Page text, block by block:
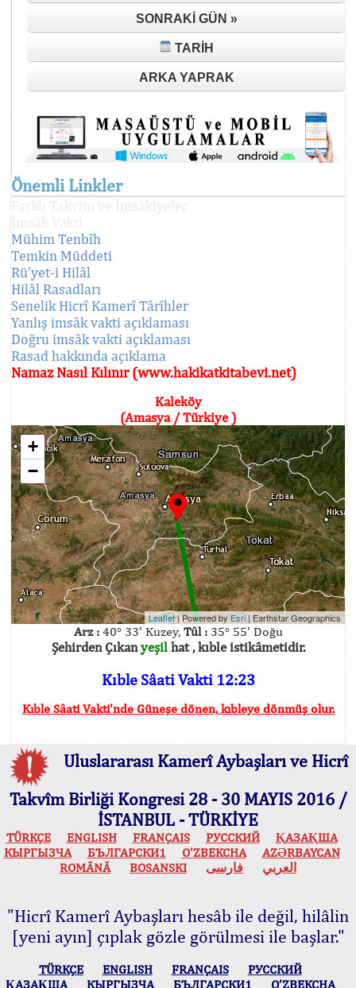
SONRAKI GÜN »
TARIH
ARKA YAPRAK
Önemli Linkler
Mühim Tenbîh
Temkin Müddeti
Rü'yet-i Hilâl
Hilâl Rasadları
Senelik Hicrî Kamerî Târîhler
Yanlış imsâk vakti açıklaması
Doğru imsâk vakti açıklaması
Rasad hakkında açıklama
Namaz Nasıl Kılınır (www.hakikatkitabevi.net)
Kaleköy
(Amasya / Türkiye )
+
−
Leaflet| Powered by Esri| Earthstar Geographics
Arz :40° 33' Kuzey, Tûl :35° 55' Doğu
Şehirden Çıkanyeşilhat , kıble istikâmetidir.
Kıble Sâati Vakti 12:23
Kıble Sâati Vakti'nde Güneşe dönen, kıbleye dönmüş olur.
Uluslararası Kamerî Aybaşları ve Hicrî
Takvîm Birliği Kongresi 28 - 30 MAYIS 2016 /
İSTANBUL - TÜRKİYE
TÜRKÇE ENGLISH FRANÇAIS РУССКИЙ
ҚАЗАҚША
КЫPГЫЗЧA
БЪЛГАРСКИ1 O’ZBEKCHA
AZӘRBAYCAN
ROMÂNĂ
BOSANSKI العربي فارسی
"Hicrî Kamerî Aybaşları hesâb ile değil, hilâlin
[yeni ayın] çıplak gözle görülmesi ile başlar."
TÜRKÇE ENGLISH FRANÇAIS
РУССКИЙ
ҚАЗАҚША
КЫPГЫЗЧA БЪЛГАРСКИ1 O’ZBEKCHA